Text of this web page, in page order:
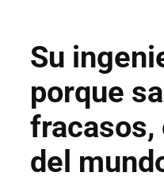
Su
porque
fracasos,
del